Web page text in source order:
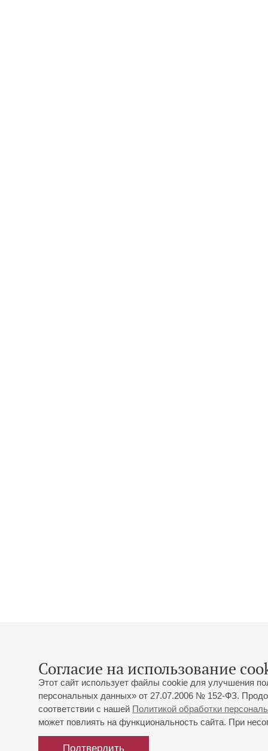
Согласие на использование
Этот сайт использует файлы cookie для улучшения
персональных данных» от 27.07.2006 № 152-ФЗ.
соответствии с нашей Политикой обработки
может повлиять на функциональность сайта. При
Подтвердить